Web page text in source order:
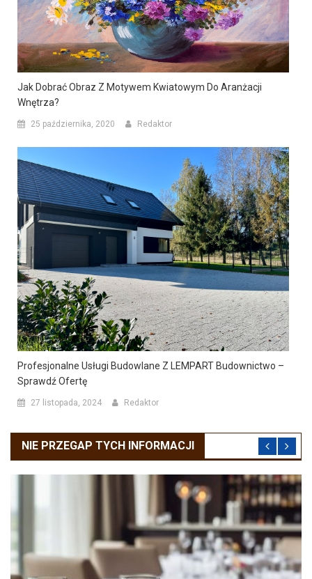
Jak Dobrać Obraz Z Motywem Kwiatowym Do Aranżacji
Wnętrza?
25 października, 2020 Redaktor
Profesjonalne Usługi Budowlane Z LEMPART Budownictwo –
Sprawdź Ofertę
27 listopada, 2024 Redaktor
NIE PRZEGAP TYCH INFORMACJI